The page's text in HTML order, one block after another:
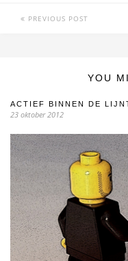
PREVIOUS POST
YOU
ACTIEF BINNEN DE
23 oktober 2012